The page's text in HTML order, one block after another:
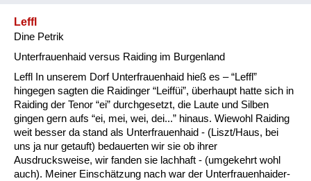
Leffl
Dine Petrik
Unterfrauenhaid versus Raiding im Burgenland
Leffl In unserem Dorf Unterfrauenhaid hieß es – “Leffl”
hingegen sagten die Raidinger “Leiffüi”, überhaupt hatte sich in
Raiding der Tenor “ei” durchgesetzt, die Laute und Silben
gingen gern aufs “ei, mei, wei, dei...” hinaus. Wiewohl Raiding
weit besser da stand als Unterfrauenhaid - (Liszt/Haus, bei
uns ja nur getauft) bedauerten wir sie ob ihrer
Ausdrucksweise, wir fanden sie lachhaft - (umgekehrt wohl
auch). Meiner Einschätzung nach war der Unterfrauenhaider-